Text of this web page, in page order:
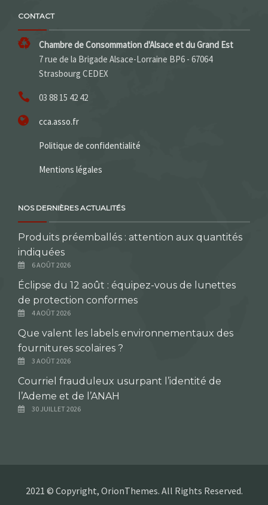
CONTACT
Chambre de Consommation d'Alsace et du Grand Est
7 rue de la Brigade Alsace-Lorraine BP6 - 67064
Strasbourg CEDEX
03 88 15 42 42
cca.asso.fr
Politique de confidentialité
Mentions légales
NOS DERNIÈRES ACTUALITÉS
Produits préemballés : attention aux quantités
indiquées
6 AOÛT 2026
Éclipse du 12 août : équipez-vous de lunettes
de protection conformes
4 AOÛT 2026
Que valent les labels environnementaux des
fournitures scolaires ?
3 AOÛT 2026
Courriel frauduleux usurpant l’identité de
l’Ademe et de l’ANAH
30 JUILLET 2026
2021 © Copyright, OrionThemes. All Rights Reserved.